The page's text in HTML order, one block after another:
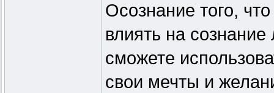
Осознание того,
влиять на
сможете
свои мечты и